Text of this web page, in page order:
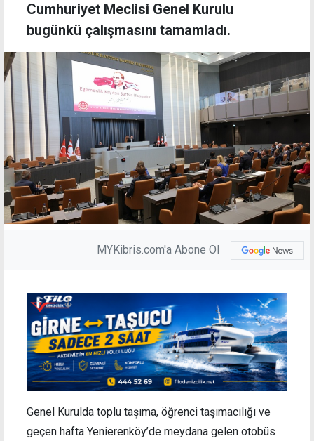
Cumhuriyet Meclisi Genel Kurulu
bugünkü çalışmasını tamamladı.
MYKibris.com'a Abone Ol
Genel Kurulda toplu taşıma, öğrenci taşımacılığı ve
geçen hafta Yenierenköy’de meydana gelen otobüs